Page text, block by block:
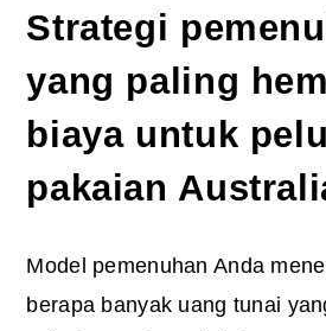
Strategi
yang paling
biaya untuk
pakaian
Model pemenuhan Anda
berapa banyak uang tunai